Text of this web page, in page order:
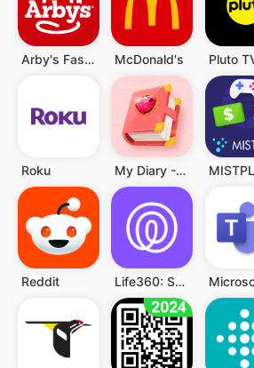
Arby's Fast Food Sandwiches McDonald's
Roku My Diary - Diary With Lock
Reddit Life360: Standort teilen